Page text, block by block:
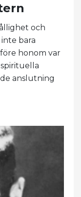
och
bara
honom var
anslutning